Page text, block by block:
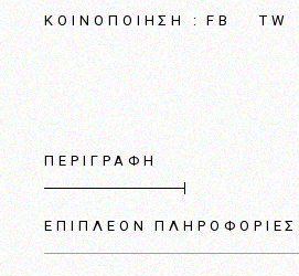
ΚΟΙΝΟΠΟΊΗΣΗ : FB TW
ΠΕΡΙΓΡΑΦΉ
ΕΠΙΠΛΈΟΝ ΠΛΗΡΟΦΟΡΊΕΣ